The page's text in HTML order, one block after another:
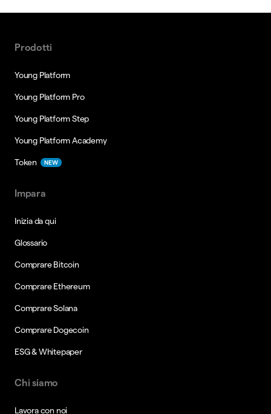
Prodotti
Young Platform
Young Platform Pro
Young Platform Step
Young Platform Academy
Token NEW
Impara
Inizia da qui
Glossario
Comprare Bitcoin
Comprare Ethereum
Comprare Solana
Comprare Dogecoin
ESG & Whitepaper
Chi siamo
Lavora con noi